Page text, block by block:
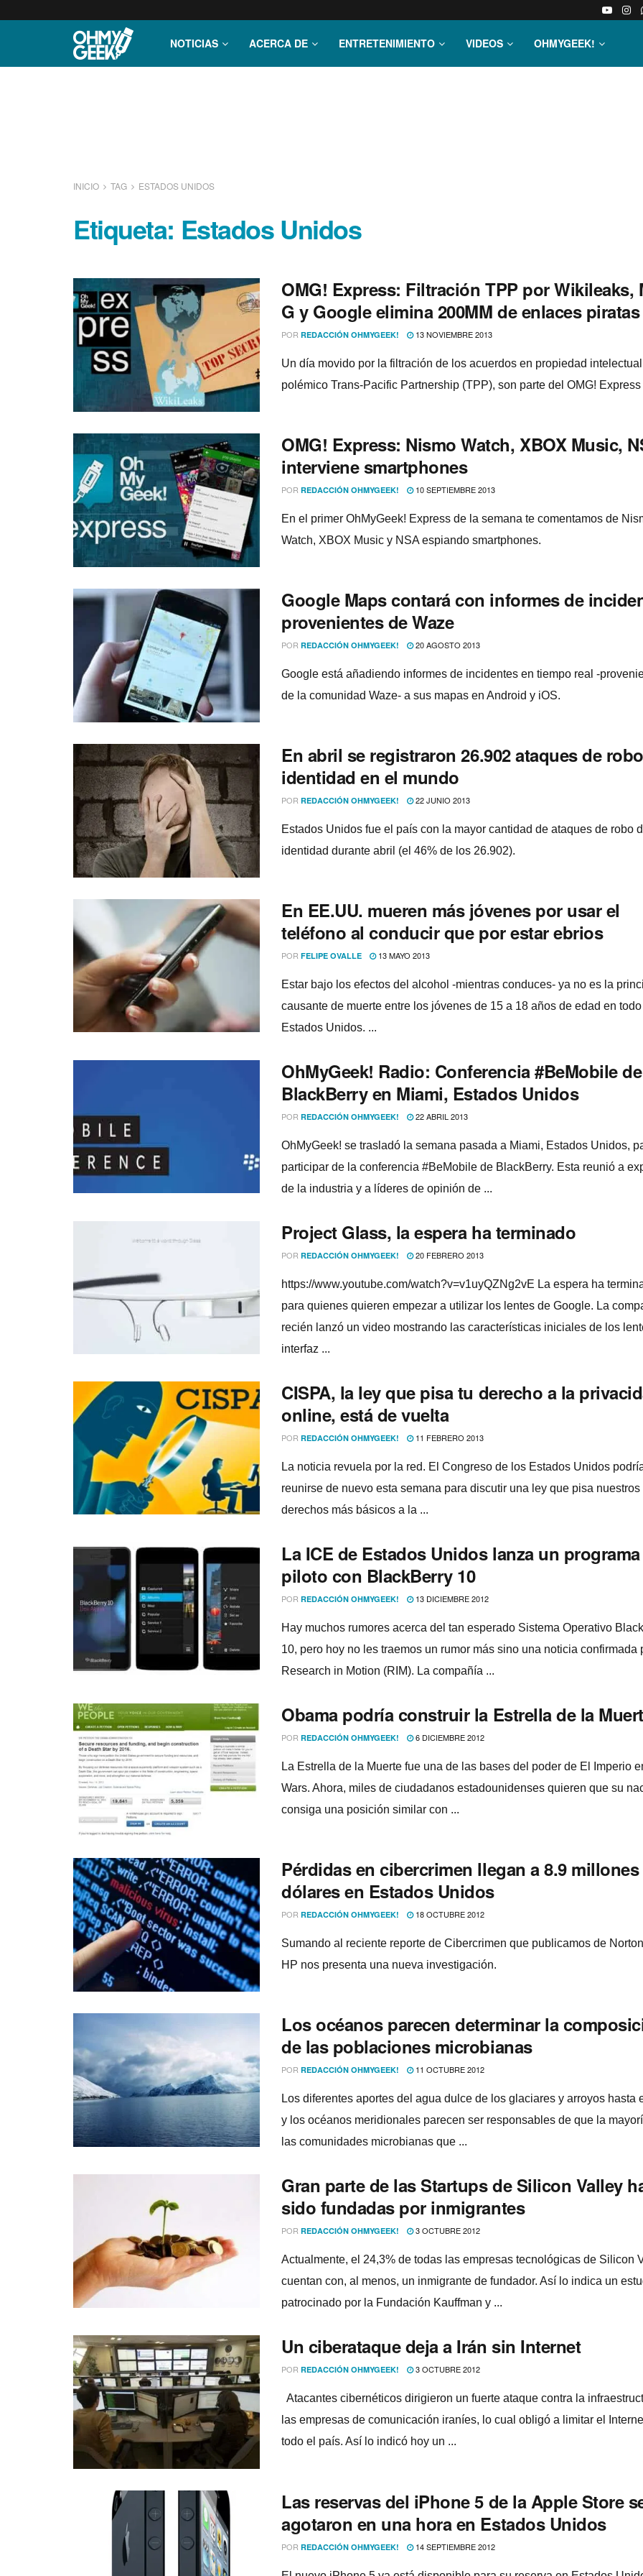
NOTICIAS ACERCA DE ENTRETENIMIENTO VIDEOS OHMYGEEK!
INICIO TAG ESTADOS UNIDOS
Etiqueta: Estados Unidos
OMG! Express: Filtración TPP por Wikileaks,
G y Google elimina 200MM de enlaces piratas
POR REDACCIÓN OHMYGEEK! 13 NOVIEMBRE 2013
Un dí­a movido por la filtración de los acuerdos en propiedad intelectual
polémico Trans-Pacific Partnership (TPP), son parte del OMG! Express
OMG! Express: Nismo Watch, XBOX Music,
interviene smartphones
POR REDACCIÓN OHMYGEEK! 10 SEPTIEMBRE 2013
En el primer OhMyGeek! Express de la semana te comentamos de
Watch, XBOX Music y NSA espiando smartphones.
Google Maps contará con informes de
provenientes de Waze
POR REDACCIÓN OHMYGEEK! 20 AGOSTO 2013
Google está añadiendo informes de incidentes en tiempo real -
de la comunidad Waze- a sus mapas en Android y iOS.
En abril se registraron 26.902 ataques de
identidad en el mundo
POR REDACCIÓN OHMYGEEK! 22 JUNIO 2013
Estados Unidos fue el paí­s con la mayor cantidad de ataques de robo
identidad durante abril (el 46% de los 26.902).
En EE.UU. mueren más jóvenes por usar el
teléfono al conducir que por estar ebrios
POR FELIPE OVALLE 13 MAYO 2013
Estar bajo los efectos del alcohol -mientras conduces- ya no es la
causante de muerte entre los jóvenes de 15 a 18 años de edad en todo
Estados Unidos. ...
OhMyGeek! Radio: Conferencia #BeMobile de
BlackBerry en Miami, Estados Unidos
POR REDACCIÓN OHMYGEEK! 22 ABRIL 2013
OhMyGeek! se trasladó la semana pasada a Miami, Estados Unidos,
participar de la conferencia #BeMobile de BlackBerry. Esta reunió a
de la industria y a lí­deres de opinión de ...
Project Glass, la espera ha terminado
POR REDACCIÓN OHMYGEEK! 20 FEBRERO 2013
https://www.youtube.com/watch?v=v1uyQZNg2vE La espera ha
para quienes quieren empezar a utilizar los lentes de Google. La
recién lanzó un video mostrando las caracterí­sticas iniciales de los
interfaz ...
CISPA, la ley que pisa tu derecho a la
online, está de vuelta
POR REDACCIÓN OHMYGEEK! 11 FEBRERO 2013
La noticia revuela por la red. El Congreso de los Estados Unidos
reunirse de nuevo esta semana para discutir una ley que pisa nuestros
derechos más básicos a la ...
La ICE de Estados Unidos lanza un programa
piloto con BlackBerry 10
POR REDACCIÓN OHMYGEEK! 13 DICIEMBRE 2012
Hay muchos rumores acerca del tan esperado Sistema Operativo
10, pero hoy no les traemos un rumor más sino una noticia confirmada
Research in Motion (RIM). La compañí­a ...
Obama podrí­a construir la Estrella de la
POR REDACCIÓN OHMYGEEK! 6 DICIEMBRE 2012
La Estrella de la Muerte fue una de las bases del poder de El Imperio
Wars. Ahora, miles de ciudadanos estadounidenses quieren que su
consiga una posición similar con ...
Pérdidas en cibercrimen llegan a 8.9
dólares en Estados Unidos
POR REDACCIÓN OHMYGEEK! 18 OCTUBRE 2012
Sumando al reciente reporte de Cibercrimen que publicamos de
HP nos presenta una nueva investigación.
Los océanos parecen determinar la
de las poblaciones microbianas
POR REDACCIÓN OHMYGEEK! 11 OCTUBRE 2012
Los diferentes aportes del agua dulce de los glaciares y arroyos hasta
y los océanos meridionales parecen ser responsables de que la
las comunidades microbianas que ...
Gran parte de las Startups de Silicon Valley
sido fundadas por inmigrantes
POR REDACCIÓN OHMYGEEK! 3 OCTUBRE 2012
Actualmente, el 24,3% de todas las empresas tecnológicas de Silicon
cuentan con, al menos, un inmigrante de fundador. Así­ lo indica un
patrocinado por la Fundación Kauffman y ...
Un ciberataque deja a Irán sin Internet
POR REDACCIÓN OHMYGEEK! 3 OCTUBRE 2012
Atacantes cibernéticos dirigieron un fuerte ataque contra la
las empresas de comunicación iraní­es, lo cual obligó a limitar el
todo el paí­s. Así­ lo indicó hoy un ...
Las reservas del iPhone 5 de la Apple Store
agotaron en una hora en Estados Unidos
POR REDACCIÓN OHMYGEEK! 14 SEPTIEMBRE 2012